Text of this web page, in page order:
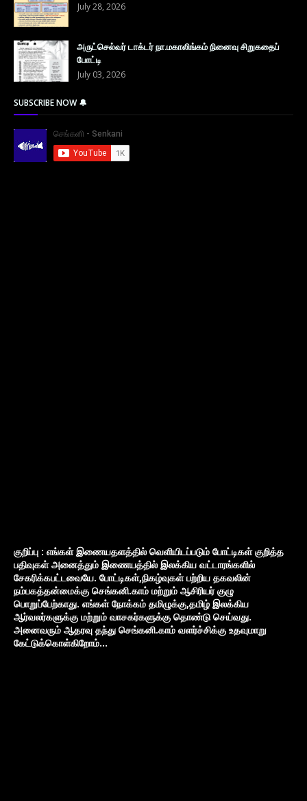
July 28, 2026
அருட்செல்வர் டாக்டர் நா.மகாலிங்கம் நினைவு சிறுகதைப்
போட்டி
July 03, 2026
SUBSCRIBE NOW 🔔
குறிப்பு : எங்கள் இணையதளத்தில் வெளியிடப்படும் போட்டிகள் குறித்த
பதிவுகள் அனைத்தும் இணையத்தில் இலக்கிய வட்டாரங்களில்
சேகரிக்கபட்டவையே. போட்டிகள்,நிகழ்வுகள் பற்றிய தகவலின்
நம்பகத்தன்மைக்கு செங்கனி.காம் மற்றும் ஆசிரியர் குழு
பொறுப்பேற்காது. எங்கள் நோக்கம் தமிழுக்கு,தமிழ் இலக்கிய
ஆர்வலர்களுக்கு மற்றும் வாசகர்களுக்கு தொண்டு செய்வது.
அனைவரும் ஆதரவு தந்து செங்கனி.காம் வளர்ச்சிக்கு உதவுமாறு
கேட்டுக்கொள்கிறோம்...